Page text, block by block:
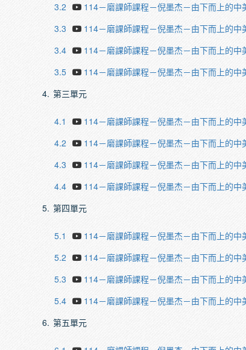
3.2
114－磨課師課程－倪墨杰－由下而上的中
3.3
114－磨課師課程－倪墨杰－由下而上的中
3.4
114－磨課師課程－倪墨杰－由下而上的中
3.5
114－磨課師課程－倪墨杰－由下而上的中
4. 第三單元
4.1
114－磨課師課程－倪墨杰－由下而上的中
4.2
114－磨課師課程－倪墨杰－由下而上的中
4.3
114－磨課師課程－倪墨杰－由下而上的中
4.4
114－磨課師課程－倪墨杰－由下而上的中
5. 第四單元
5.1
114－磨課師課程－倪墨杰－由下而上的中
5.2
114－磨課師課程－倪墨杰－由下而上的中
5.3
114－磨課師課程－倪墨杰－由下而上的中
5.4
114－磨課師課程－倪墨杰－由下而上的中
6. 第五單元